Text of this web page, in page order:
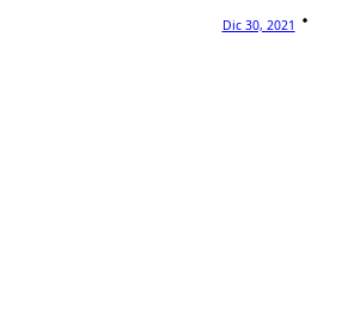
Dic 30, 2021